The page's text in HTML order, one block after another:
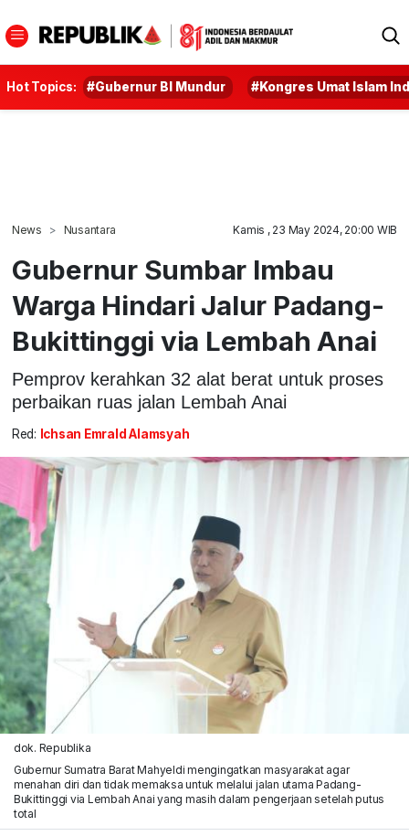
Hot Topics: #Gubernur BI Mundur #Kongres Umat Islam
News Nusantara Kamis , 23 May 2024, 20:00 WIB
Gubernur Sumbar Imbau
Warga Hindari Jalur Padang-
Bukittinggi via Lembah Anai
Pemprov kerahkan 32 alat berat untuk proses
perbaikan ruas jalan Lembah Anai
Red: Ichsan Emrald Alamsyah
dok. Republika
Gubernur Sumatra Barat Mahyeldi mengingatkan masyarakat agar
menahan diri dan tidak memaksa untuk melalui jalan utama Padang-
Bukittinggi via Lembah Anai yang masih dalam pengerjaan setelah putus
total